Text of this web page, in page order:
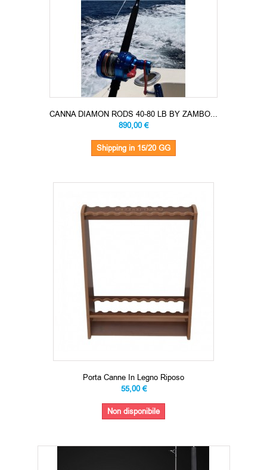
CANNA DIAMON RODS 40-80 LB BY ZAMBO...
890,00 €
Shipping in 15/20 GG
Porta Canne In Legno Riposo
55,00 €
Non disponibile